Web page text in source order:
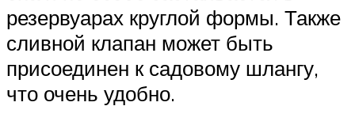
резервуарах круглой формы. Также
сливной клапан может быть
присоединен к садовому шлангу,
что очень удобно.